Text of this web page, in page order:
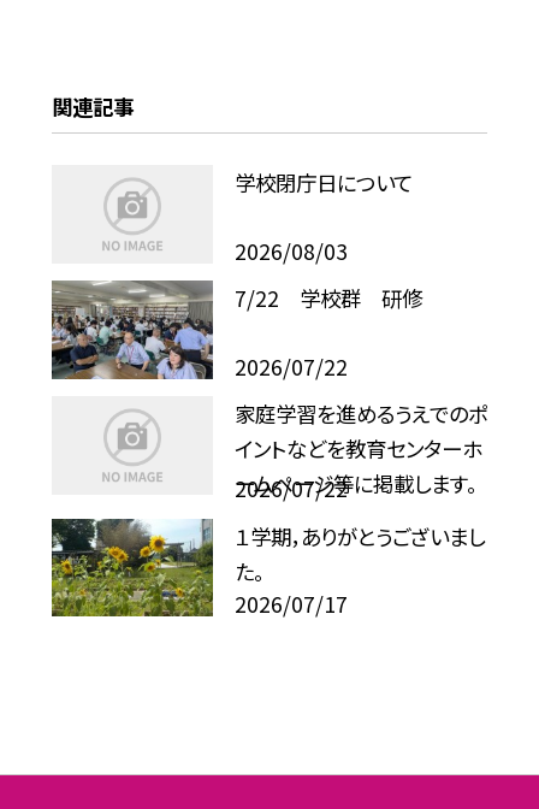
関連記事
学校閉庁日について
2026/08/03
7/22 学校群 研修
2026/07/22
家庭学習を進めるうえでのポ
イントなどを教育センターホ
ームページ等に掲載します。
2026/07/22
１学期，ありがとうございまし
た。
2026/07/17